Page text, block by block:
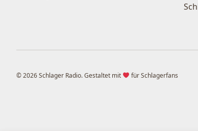
© 2026 Schlager Radio. Gestaltet mit für Schlagerfans